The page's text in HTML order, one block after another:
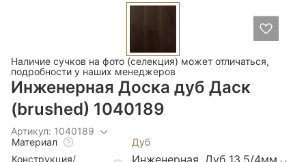
Наличие сучков на фото (селекция) может отличаться,
подробности у наших менеджеров
Инженерная Доска дуб Даск
(brushed) 1040189
Артикул: 1040189
Материал
Дуб
Конструкция/
Инженерная, Дуб 13,5/4мм